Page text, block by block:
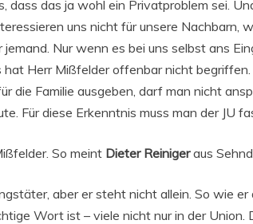
dass das ja wohl ein Privatproblem sei.
uns nicht für unsere Nachbarn,
jemand. Nur wenn es bei uns selbst ans
Herr Mißfelder offenbar nicht begriffen.
die Familie ausgeben, darf man nicht
Für diese Erkenntnis muss man der JU
So meint Dieter Reinigeraus
aber er steht nicht allein. So wie er
Wort ist – viele nicht nur in der